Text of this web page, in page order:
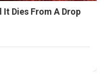
It Dies From A Drop